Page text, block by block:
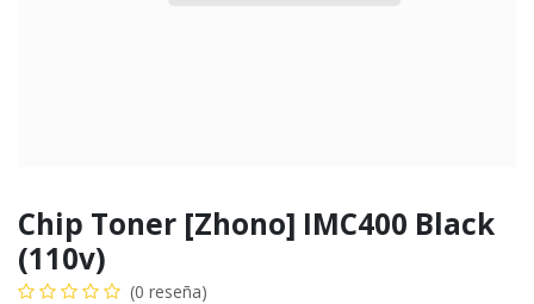
Chip Toner [Zhono] IMC400 Black
(110v)
(0 reseña)